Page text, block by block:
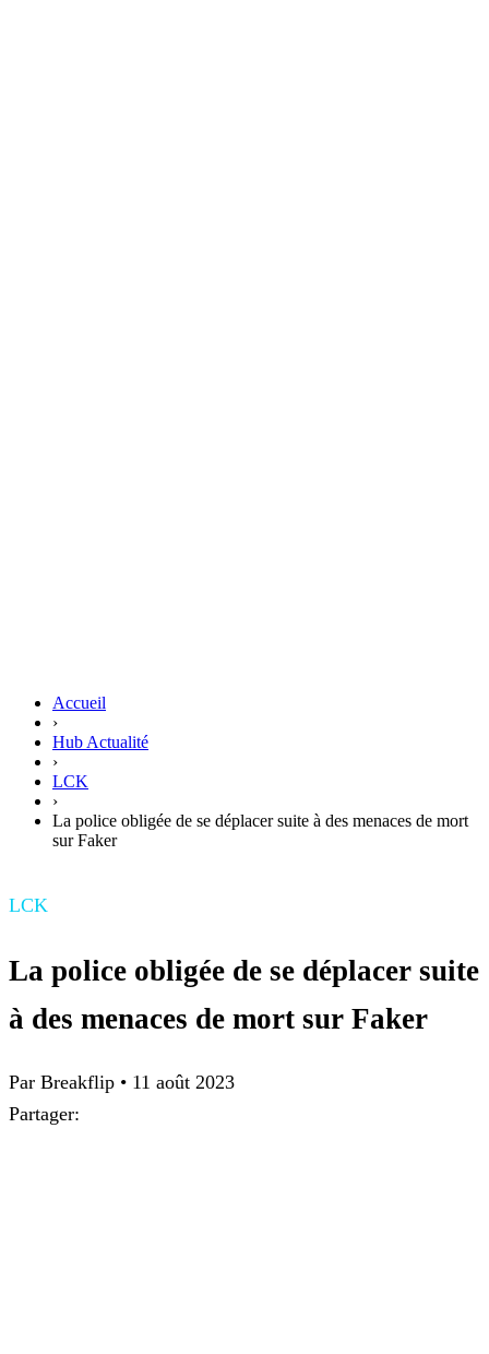
Accueil
›
Hub Actualité
›
LCK
›
La police obligée de se déplacer suite à des menaces de mort
sur Faker
LCK
La police obligée de se déplacer suite
à des menaces de mort sur Faker
Par Breakflip • 11 août 2023
Partager: